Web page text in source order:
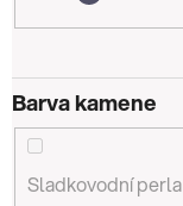
Barva kamene
Sladkovodní perla